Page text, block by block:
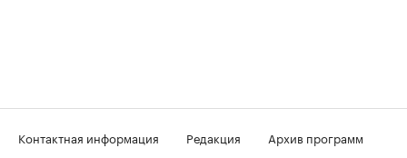
Контактная информация Редакция
Архив программ